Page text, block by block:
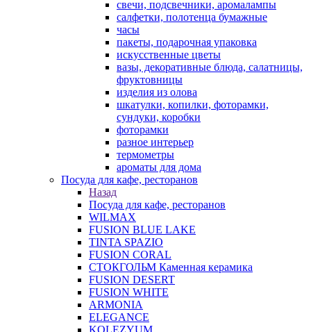
свечи, подсвечники, аромалампы
салфетки, полотенца бумажные
часы
пакеты, подарочная упаковка
искусственные цветы
вазы, декоративные блюда, салатницы,
фруктовницы
изделия из олова
шкатулки, копилки, фоторамки,
сундуки, коробки
фоторамки
разное интерьер
термометры
ароматы для дома
Посуда для кафе, ресторанов
Назад
Посуда для кафе, ресторанов
WILMAX
FUSION BLUE LAKE
TINTA SPAZIO
FUSION CORAL
СТОКГОЛЬМ Каменная керамика
FUSION DESERT
FUSION WHITE
ARMONIA
ELEGANCE
KOLEZYUM